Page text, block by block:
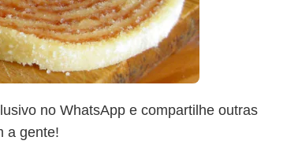
no WhatsApp e compartilhe outras
a gente!